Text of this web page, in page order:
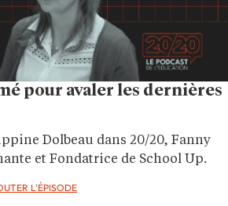
pour avaler les dernières
Dolbeau dans 20/20, Fanny
et Fondatrice de School Up.
L'ÉPISODE